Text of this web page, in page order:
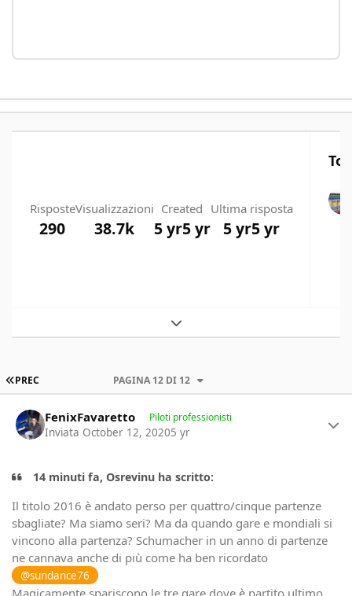
Risposte
290
Visualizzazioni
38.7k
Created
5 yr5 yr
Ultima risposta
5 yr5 yr
Expand topic overview
PRIMA PAGINA
PREC PAGINA 12 DI 12
FenixFavaretto Piloti professionisti
Inviata October 12, 20205 yr
14 minuti fa, Osrevinu ha scritto:
Il titolo 2016 è andato perso per quattro/cinque partenze
sbagliate? Ma siamo seri? Ma da quando gare e mondiali si
vincono alla partenza? Schumacher in un anno di partenze
ne cannava anche di più come ha ben ricordato
@sundance76